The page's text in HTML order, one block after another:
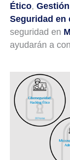
Ético,
Seguridad en
seguridad en
ayudarán a